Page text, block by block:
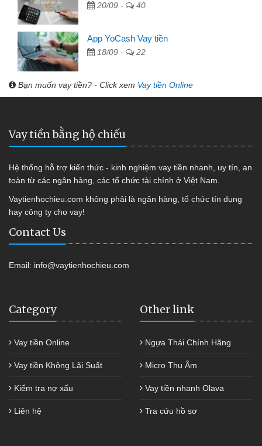
20/09 - 40
App YoCash Vay tiền
18/09 - 22
Bạn muốn vay tiền? - Click xem Vay tiền Online
Vay tiền bằng hộ chiếu
Hệ thống hỗ trợ kiến thức - kinh nghiệm vay tiền nhanh, uy tín, an
toàn từ các ngân hàng, các tổ chức tài chính ở Việt Nam.
Vaytienhochieu.com không phải là ngân hàng, tổ chức tín dụng
hay công ty cho vay!
Contact Us
Email: info@vaytienhochieu.com
Category
Vay tiền Online
Vay tiền Không Lãi Suất
Kiểm tra nợ xấu
Liên hệ
Other link
Ngựa Thái Chính Hãng
Micro Thu Âm
Vay tiền nhanh Olava
Tra cứu hồ sơ